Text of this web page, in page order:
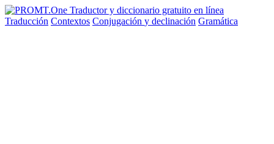
Traducción Contextos Conjugación y declinación Gramática